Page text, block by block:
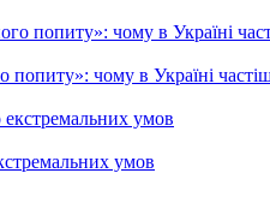
попиту»: чому в Україні
умов